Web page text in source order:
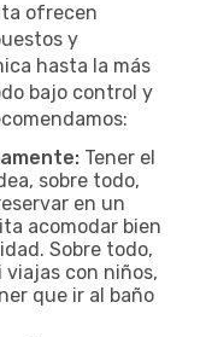
ofrecen
y
hasta la más
bajo control y
Tener el
sobre todo,
en un
acomodar bien
Sobre todo,
con niños,
que ir al baño